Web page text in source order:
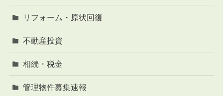
リフォーム・原状回復
不動産投資
相続・税金
管理物件募集速報